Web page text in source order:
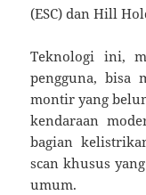
(ESC) dan Hill
Teknologi ini,
pengguna, bisa
montir yang
kendaraan
bagian
scan khusus
umum.